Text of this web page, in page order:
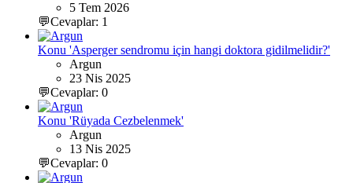
5 Tem 2026
💬Cevaplar: 1
Konu 'Asperger sendromu için hangi doktora gidilmelidir?'
Argun
23 Nis 2025
💬Cevaplar: 0
Konu 'Rüyada Cezbelenmek'
Argun
13 Nis 2025
💬Cevaplar: 0